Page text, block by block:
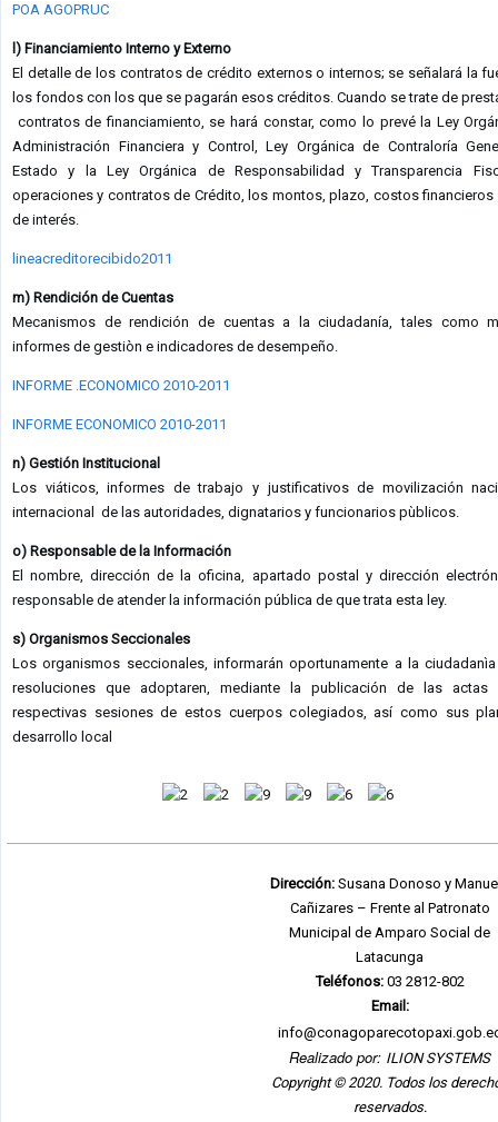
POA AGOPRUC
l) Financiamiento Interno y Externo
El detalle de los contratos de crédito externos o internos; se señalará la
los fondos con los que se pagarán esos créditos. Cuando se trate de
contratos de financiamiento, se hará constar, como lo prevé la Ley
Administración Financiera y Control, Ley Orgánica de Contraloría
Estado y la Ley Orgánica de Responsabilidad y Transparencia
operaciones y contratos de Crédito, los montos, plazo, costos
de interés.
lineacreditorecibido2011
m) Rendición de Cuentas
Mecanismos de rendición de cuentas a la ciudadanía, tales como
informes de gestiòn e indicadores de desempeño.
INFORME .ECONOMICO 2010-2011
INFORME ECONOMICO 2010-2011
n) Gestión Institucional
Los viáticos, informes de trabajo y justificativos de movilización
internacional de las autoridades, dignatarios y funcionarios pùblicos.
o) Responsable de la Información
El nombre, dirección de la oficina, apartado postal y dirección
responsable de atender la información pública de que trata esta ley.
s) Organismos Seccionales
Los organismos seccionales, informarán oportunamente a la
resoluciones que adoptaren, mediante la publicación de las actas
respectivas sesiones de estos cuerpos colegiados, así como sus
desarrollo local
Dirección: Susana Donoso y
Cañizares – Frente al Patronato
Municipal de Amparo Social de
Latacunga
Teléfonos:03 2812-802
Email:
Realizado por: ILION SYSTEMS
Copyright © 2020. Todos los
reservados.